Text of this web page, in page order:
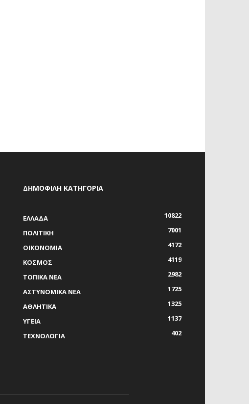
ΔΗΜΟΦΙΛΗ ΚΑΤΗΓΟΡΙΑ
ΕΛΛΑΔΑ
10822
ΠΟΛΙΤΙΚΗ
7001
ΟΙΚΟΝΟΜΙΑ
4172
ΚΟΣΜΟΣ
4119
ΤΟΠΙΚΑ ΝΕΑ
2982
ΑΣΤΥΝΟΜΙΚΑ ΝΕΑ
1725
ΑΘΛΗΤΙΚΑ
1325
ΥΓΕΙΑ
1137
ΤΕΧΝΟΛΟΓΙΑ
402